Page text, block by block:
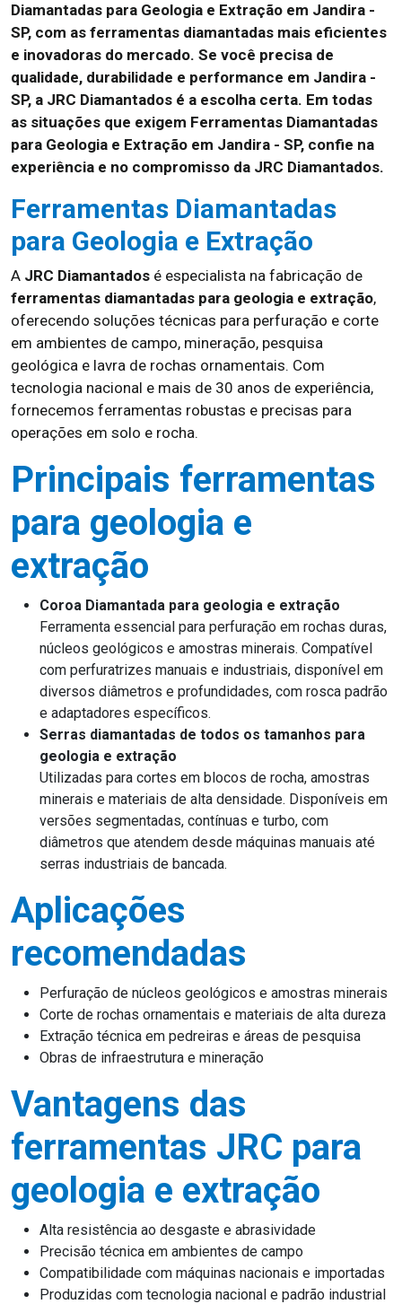
Diamantadas para Geologia e Extração em Jandira -
SP, com as ferramentas diamantadas mais eficientes
e inovadoras do mercado. Se você precisa de
qualidade, durabilidade e performance em Jandira -
SP, a JRC Diamantados é a escolha certa. Em todas
as situações que exigem Ferramentas Diamantadas
para Geologia e Extração em Jandira - SP, confie na
experiência e no compromisso da JRC Diamantados.
Ferramentas Diamantadas
para Geologia e Extração
A JRC Diamantados é especialista na fabricação de
ferramentas diamantadas para geologia e extração,
oferecendo soluções técnicas para perfuração e corte
em ambientes de campo, mineração, pesquisa
geológica e lavra de rochas ornamentais. Com
tecnologia nacional e mais de 30 anos de experiência,
fornecemos ferramentas robustas e precisas para
operações em solo e rocha.
Principais ferramentas
para geologia e
extração
Coroa Diamantada para geologia e extração
Ferramenta essencial para perfuração em rochas duras,
núcleos geológicos e amostras minerais. Compatível
com perfuratrizes manuais e industriais, disponível em
diversos diâmetros e profundidades, com rosca padrão
e adaptadores específicos.
Serras diamantadas de todos os tamanhos para
geologia e extração
Utilizadas para cortes em blocos de rocha, amostras
minerais e materiais de alta densidade. Disponíveis em
versões segmentadas, contínuas e turbo, com
diâmetros que atendem desde máquinas manuais até
serras industriais de bancada.
Aplicações
recomendadas
Perfuração de núcleos geológicos e amostras minerais
Corte de rochas ornamentais e materiais de alta dureza
Extração técnica em pedreiras e áreas de pesquisa
Obras de infraestrutura e mineração
Vantagens das
ferramentas JRC para
geologia e extração
Alta resistência ao desgaste e abrasividade
Precisão técnica em ambientes de campo
Compatibilidade com máquinas nacionais e importadas
Produzidas com tecnologia nacional e padrão industrial